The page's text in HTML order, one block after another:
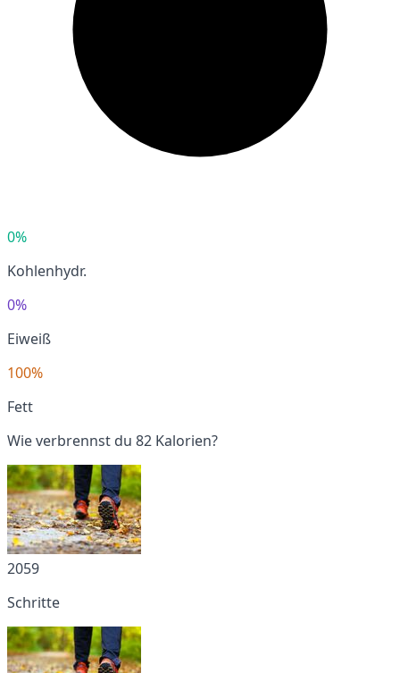
0%
Kohlenhydr.
0%
Eiweiß
100%
Fett
Wie verbrennst du 82 Kalorien?
2059
Schritte